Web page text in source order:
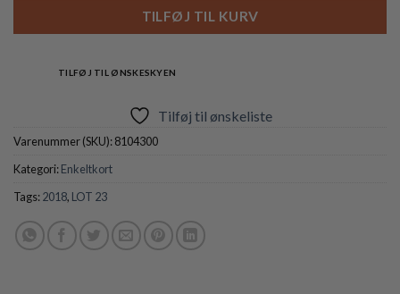
TILFØJ TIL KURV
TILFØJ TIL ØNSKESKYEN
Tilføj til ønskeliste
Varenummer (SKU):8104300
Kategori:Enkeltkort
Tags:2018, LOT 23